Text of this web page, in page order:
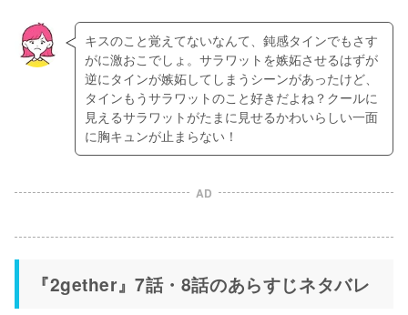
キスのこと覚えてないなんて、鈍感タインでもさす
がに激おこでしょ。サラワットを嫉妬させるはずが
逆にタインが嫉妬してしまうシーンがあったけど、
タインもうサラワットのこと好きだよね？クールに
見えるサラワットがたまに見せるかわいらしい一面
に胸キュンが止まらない！
AD
『2gether』7話・8話のあらすじネタバレ